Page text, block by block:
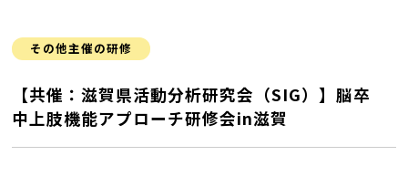
その他主催の研修
【共催：滋賀県活動分析研究会（SIG）】脳卒
中上肢機能アプローチ研修会in滋賀